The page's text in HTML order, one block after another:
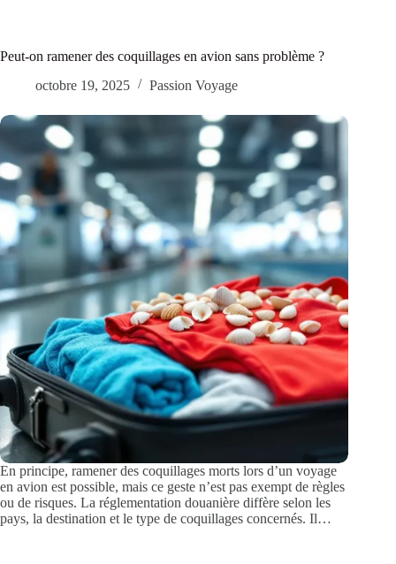
Peut-on ramener des coquillages en avion sans problème ?
octobre 19, 2025
Passion Voyage
En principe, ramener des coquillages morts lors d’un voyage
en avion est possible, mais ce geste n’est pas exempt de règles
ou de risques. La réglementation douanière diffère selon les
pays, la destination et le type de coquillages concernés. Il…